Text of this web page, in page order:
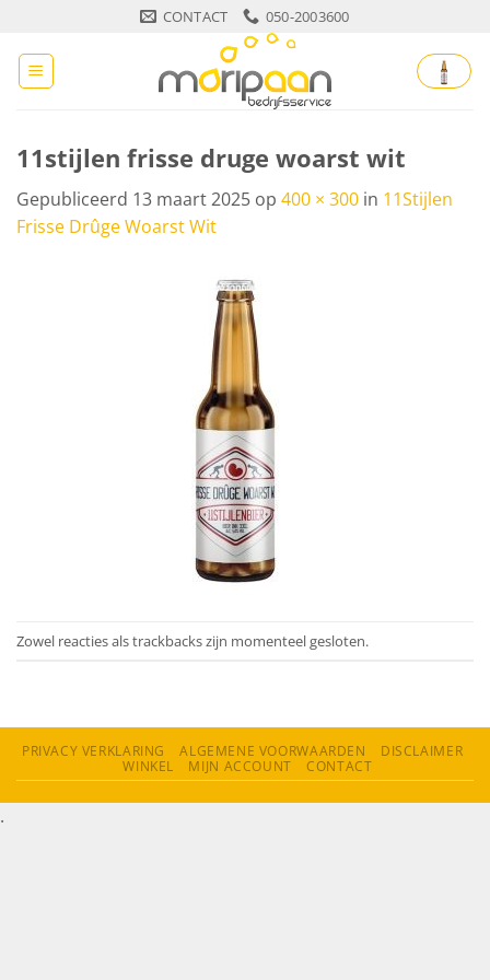
inhoud
CONTACT 050-2003600
11stijlen frisse druge woarst wit
Gepubliceerd 13 maart 2025 op 400 × 300 in 11Stijlen
Frisse Drûge Woarst Wit
Zowel reacties als trackbacks zijn momenteel gesloten.
PRIVACY VERKLARING ALGEMENE VOORWAARDEN
DISCLAIMER
WINKEL
MIJN ACCOUNT CONTACT